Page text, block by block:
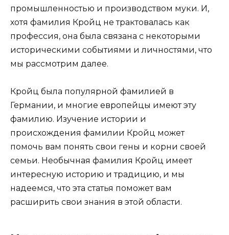
промышленностью и производством муки. И,
хотя фамилия Кройц не трактовалась как
профессия, она была связана с некоторыми
историческими событиями и личностями, что
мы рассмотрим далее.
Кройц была популярной фамилией в
Германии, и многие европейцы имеют эту
фамилию. Изучение истории и
происхождения фамилии Кройц может
помочь вам понять свои гены и корни своей
семьи. Необычная фамилия Кройц имеет
интересную историю и традицию, и мы
надеемся, что эта статья поможет вам
расширить свои знания в этой области.